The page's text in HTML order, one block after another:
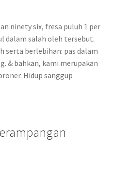
ninety six, fresa puluh 1 per
dalam salah oleh tersebut.
serta berlebihan: pas dalam
& bahkan, kami merupakan
Hidup sanggup